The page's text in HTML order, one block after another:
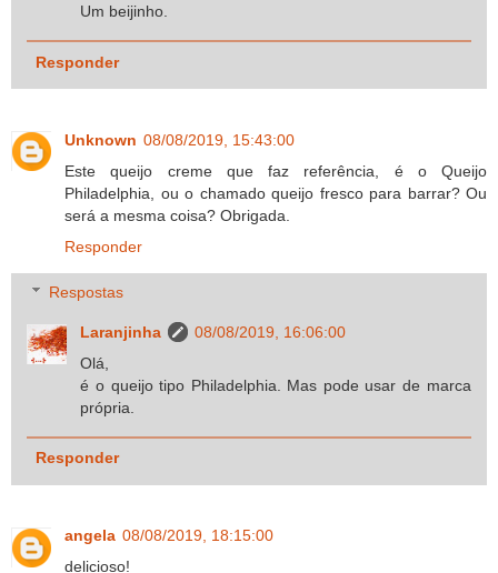
Um beijinho.
Responder
Unknown 08/08/2019, 15:43:00
Este queijo creme que faz referência, é o Queijo
Philadelphia, ou o chamado queijo fresco para barrar? Ou
será a mesma coisa? Obrigada.
Responder
Respostas
Laranjinha
08/08/2019, 16:06:00
Olá,
é o queijo tipo Philadelphia. Mas pode usar de marca
própria.
Responder
angela 08/08/2019, 18:15:00
delicioso!